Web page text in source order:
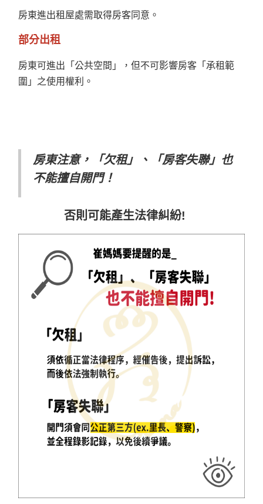
房東進出租屋處需取得房客同意。
部分出租
房東可進出「公共空間」，但不可影響房客「承租範
圍」之使用權利。
房東注意，「欠租」、「房客失聯」也
不能擅自開門！
否則可能產生法律糾紛!